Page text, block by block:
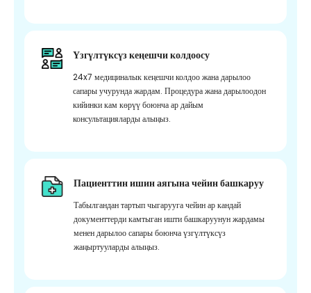
Үзгүлтүксүз кеңешчи колдоосу
24x7 медициналык кеңешчи колдоо жана дарылоо
сапары учурунда жардам. Процедура жана дарылоодон
кийинки кам көрүү боюнча ар дайым
консультацияларды алыңыз.
Пациенттин ишин аягына чейин башкаруу
Табылгандан тартып чыгарууга чейин ар кандай
документтерди камтыган ишти башкаруунун жардамы
менен дарылоо сапары боюнча үзгүлтүксүз
жаңыртууларды алыңыз.